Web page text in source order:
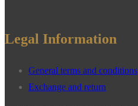
Legal Information
General terms and conditions
Exchange and return